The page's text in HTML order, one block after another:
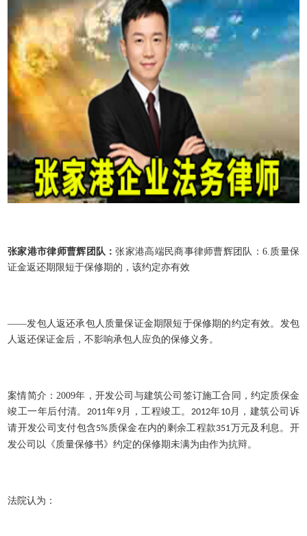
张家港市律师曹辉团队：张家港高端民商事律师曹辉团队： 6.质量保
证金返还期限短于保修期的，该约定亦有效
——发包人返还承包人质量保证金期限短于保修期的约定有效。发包
人返还保证金后，不影响承包人应负的保修义务。
案情简介：2009年，开发公司与建筑公司签订施工合同，约定质保金
竣工一年后付清。 2011年9月，工程竣工。 2012年10月，建筑公司诉
请开发公司支付包含5%质保金在内的剩余工程款351万元及利息。开
发公司以《质量保修书》约定的保修期未满为由作为抗辩。
法院认为：